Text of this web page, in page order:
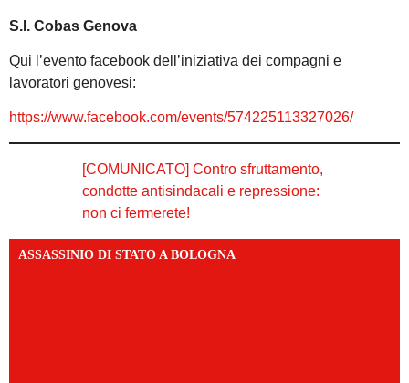
S.I. Cobas Genova
Qui l’evento facebook dell’iniziativa dei compagni e
lavoratori genovesi:
https://www.facebook.com/events/574225113327026/
[COMUNICATO] Contro sfruttamento,
condotte antisindacali e repressione:
non ci fermerete!
ASSASSINIO DI STATO A BOLOGNA